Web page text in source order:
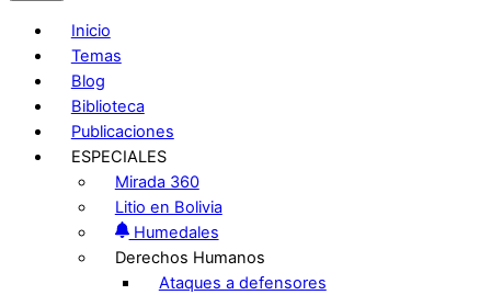
Inicio
Temas
Blog
Biblioteca
Publicaciones
ESPECIALES
Mirada 360
Litio en Bolivia
Humedales
Derechos Humanos
Ataques a defensores